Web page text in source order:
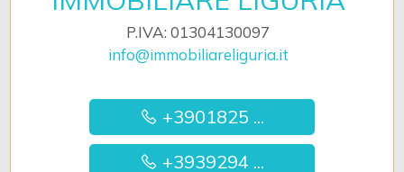
P.IVA: 01304130097
info@immobiliareliguria.it
+3901825 ...
+3939294 ...